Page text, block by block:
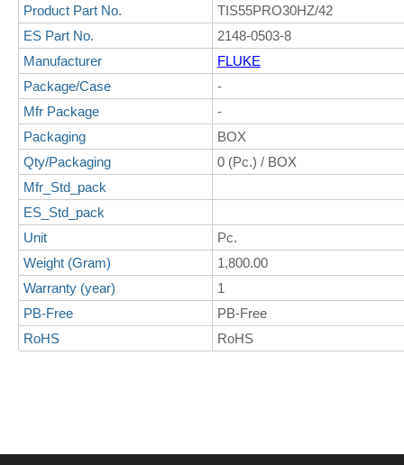
Product Part No.
TIS55PRO30HZ/42
ES Part No.
2148-0503-8
Manufacturer
FLUKE
Package/Case
-
Mfr Package
-
Packaging
BOX
Qty/Packaging
0 (Pc.) / BOX
Mfr_Std_pack
ES_Std_pack
Unit
Pc.
Weight (Gram)
1,800.00
Warranty (year)
1
PB-Free
PB-Free
RoHS
RoHS